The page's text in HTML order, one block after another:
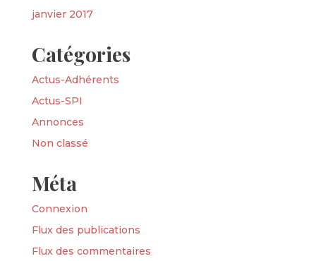
janvier 2017
Catégories
Actus-Adhérents
Actus-SPI
Annonces
Non classé
Méta
Connexion
Flux des publications
Flux des commentaires